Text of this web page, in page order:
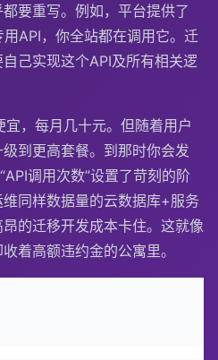
要重写。例如，平台提供了
用API，你全站都在调用它。迁
己实现这个API及所有相关逻
宜，每月几十元。但随着用户
到更高套餐。到那时你会发
调用次数”设置了苛刻的阶
同样数据量的云数据库+服务
的迁移开发成本卡住。这就像
着高额违约金的公寓里。